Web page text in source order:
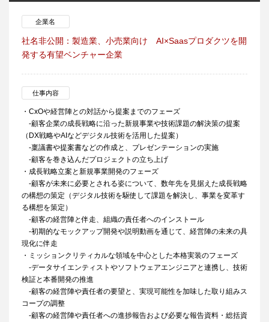
企業名
社名非公開：製造業、小売業向け AI×Saasプロダクツを開
発する有望ベンチャー企業
仕事内容
・CxOや経営陣との対話から提案までのフェーズ
-顧客企業の成長戦略に沿った新規事業や技術課題の解決策の提案
（DX戦略やAIなどデジタル技術を活用した提案）
-稟議書や提案書などの作成と、プレゼンテーションの実施
-顧客を巻き込んだプロジェクトの立ち上げ
・成長戦略立案と新規事業開発のフェーズ
-顧客が未来に必要とされる姿について、数年先を見据えた成長戦略
の構想の策定（デジタル技術を駆使して課題を解決し、事業を変革す
る構想を策定）
-顧客の経営陣と伴走、組織の責任者へのインストール
-初期的なモックアップ開発や説明動画を通じて、経営陣の未来の具
現化に伴走
・ミッションクリティカルな領域を中心とした本格実装のフェーズ
-データサイエンティストやソフトウェアエンジニアと連携し、技術
検証と本番開発の推進
-顧客の経営陣や責任者の要望と、実現可能性を加味した取り組みス
コープの調整
-顧客の経営陣や責任者への進捗報告および必要な報告資料・総括資